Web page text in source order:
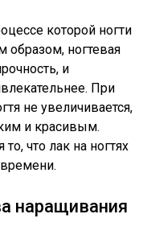
которой ногти
образом, ногтевая
и
При
не увеличивается,
и красивым.
что лак на ногтях
наращивания